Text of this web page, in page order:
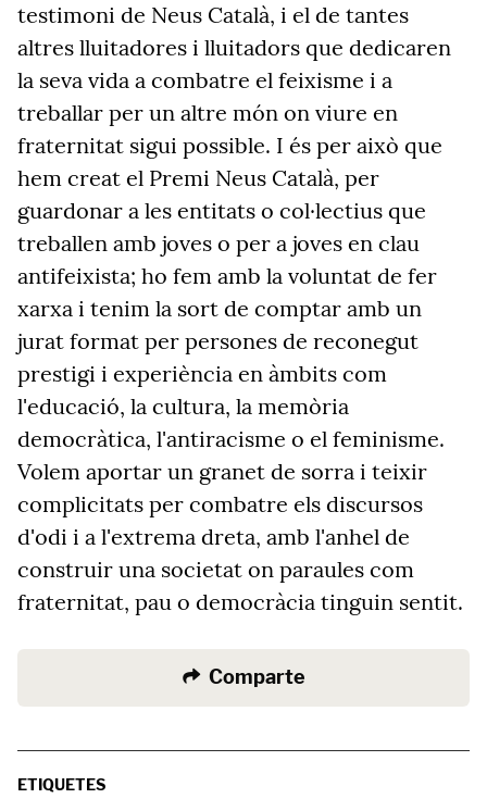
testimoni de Neus Català, i el de tantes
altres lluitadores i lluitadors que dedicaren
la seva vida a combatre el feixisme i a
treballar per un altre món on viure en
fraternitat sigui possible. I és per això que
hem creat el Premi Neus Català, per
guardonar a les entitats o col·lectius que
treballen amb joves o per a joves en clau
antifeixista; ho fem amb la voluntat de fer
xarxa i tenim la sort de comptar amb un
jurat format per persones de reconegut
prestigi i experiència en àmbits com
l'educació, la cultura, la memòria
democràtica, l'antiracisme o el feminisme.
Volem aportar un granet de sorra i teixir
complicitats per combatre els discursos
d'odi i a l'extrema dreta, amb l'anhel de
construir una societat on paraules com
fraternitat, pau o democràcia tinguin sentit.
Comparte
ETIQUETES